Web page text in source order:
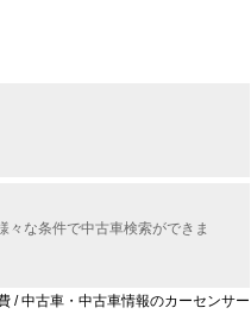
な条件で中古車検索ができま
/ 中古車・中古車情報のカーセンサー